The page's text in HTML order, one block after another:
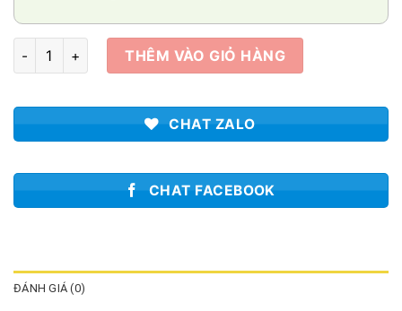
Tia nắng hạt mưa 01 số lượngTHÊM VÀO GIỎ HÀNG
CHAT ZALO
CHAT FACEBOOK
ĐÁNH GIÁ (0)